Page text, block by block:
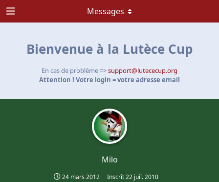
Bienvenue à la Lutèce Cup
En cas de problème =>support@lutececup.org
Attention ! Votre login = votre adresse email
Milo
24 mars 2012 Inscrit22 juil. 2010
Messages